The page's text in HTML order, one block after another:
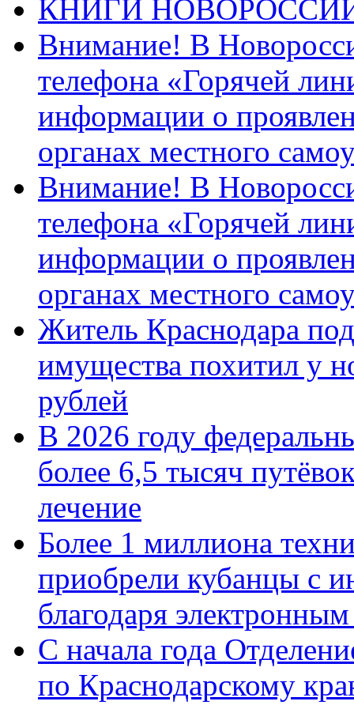
КНИГИ
Внимание! В
телефона «Горячей
информации о
органах местного
Внимание! В
телефона «Горячей
информации о
органах местного
Житель Краснодара
имущества похитил у
рублей
В 2026 году
более 6,5 тысяч
лечение
Более 1 миллиона
приобрели кубанцы с
благодаря
С начала года
по Краснодарскому